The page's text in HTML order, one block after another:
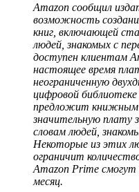
Amazon сообщил
возможность
книг, включающей
людей, знакомых с
доступен клиентам
настоящее время
неограниченную
цифровой
предложит книжным
значительную плату
словам людей,
Некоторые из этих
ограничит
Amazon Prime
месяц.